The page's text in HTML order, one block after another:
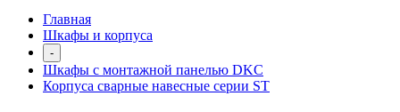
Главная
Шкафы и корпуса
-
Шкафы с монтажной панелью DKC
Корпуса сварные навесные серии ST